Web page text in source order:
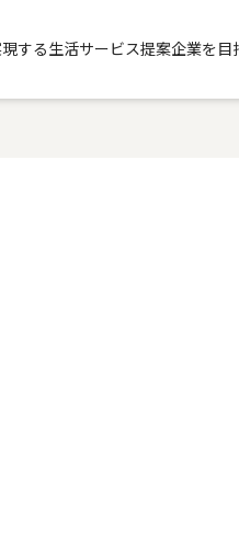
する生活サービス提案企業を目